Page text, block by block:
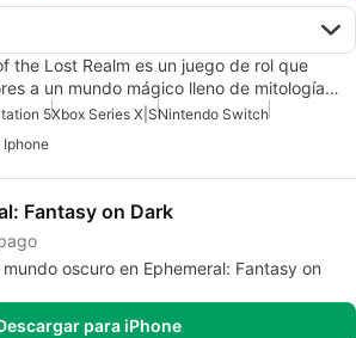
the Lost Realm es un juego de rol que
a un mundo mágico lleno de mitología…
5Xbox Series X|SNintendo Switch
Fantasy on Dark
oscuro en Ephemeral: Fantasy on
para iPhone